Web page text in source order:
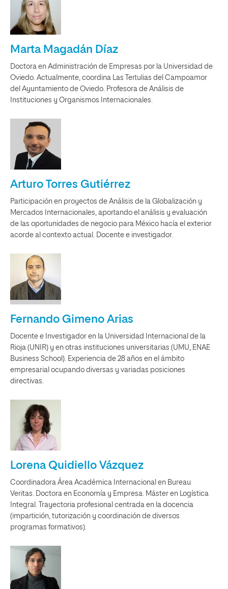
Marta Magadán Díaz
Doctora en Administración de Empresas por la Universidad de
Oviedo. Actualmente, coordina Las Tertulias del Campoamor
del Ayuntamiento de Oviedo. Profesora de Análisis de
Instituciones y Organismos Internacionales.
Arturo Torres Gutiérrez
Participación en proyectos de Análisis de la Globalización y
Mercados Internacionales, aportando el análisis y evaluación
de las oportunidades de negocio para México hacía el exterior
acorde al contexto actual. Docente e investigador.
Fernando Gimeno Arias
Docente e Investigador en la Universidad Internacional de la
Rioja (UNIR) y en otras instituciones universitarias (UMU, ENAE
Business School). Experiencia de 28 años en el ámbito
empresarial ocupando diversas y variadas posiciones
directivas.
Lorena Quidiello Vázquez
Coordinadora Área Académica Internacional en Bureau
Veritas. Doctora en Economía y Empresa. Máster en Logística
Integral. Trayectoria profesional centrada en la docencia
(impartición, tutorización y coordinación de diversos
programas formativos).